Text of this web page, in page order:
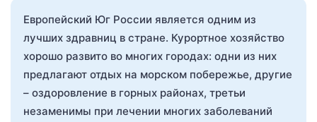
Европейский Юг России является одним из
лучших здравниц в стране. Курортное хозяйство
хорошо развито во многих городах: одни из них
предлагают отдых на морском побережье, другие
– оздоровление в горных районах, третьи
незаменимы при лечении многих заболеваний